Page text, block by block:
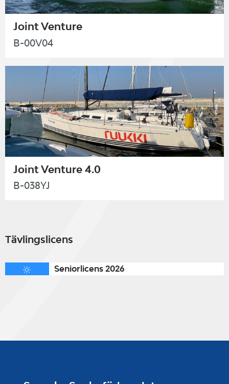
Joint Venture
B-00V04
Joint Venture 4.0
B-038YJ
Tävlingslicens
Seniorlicens 2026